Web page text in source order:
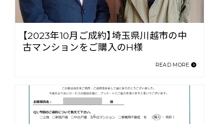
【2023年10月ご成約】埼玉県川越市の中
古マンションをご購入のH様
READ MORE